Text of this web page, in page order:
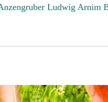
Ludwig Arnim